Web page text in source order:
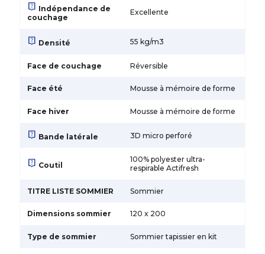
live_help Indépendance de
couchage
Excellente
live_help Densité 55 kg/m3
Face de couchage Réversible
Face été Mousse à mémoire de forme
Face hiver Mousse à mémoire de forme
live_help Bande latérale 3D micro perforé
live_help Coutil
100% polyester ultra-
respirable Actifresh
TITRE LISTE SOMMIER Sommier
Dimensions sommier 120 x 200
Type de sommier Sommier tapissier en kit